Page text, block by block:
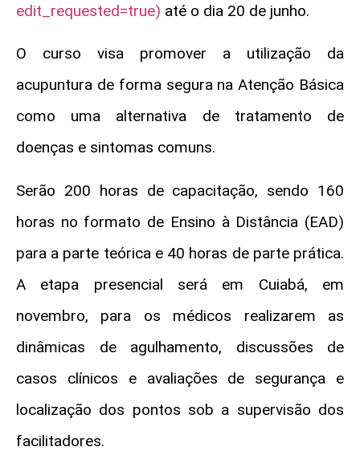
edit_requested=true) até o dia 20 de junho.
O curso visa promover a utilização da
acupuntura de forma segura na Atenção Básica
como uma alternativa de tratamento de
doenças e sintomas comuns.
Serão 200 horas de capacitação, sendo 160
horas no formato de Ensino à Distância (EAD)
para a parte teórica e 40 horas de parte prática.
A etapa presencial será em Cuiabá, em
novembro, para os médicos realizarem as
dinâmicas de agulhamento, discussões de
casos clínicos e avaliações de segurança e
localização dos pontos sob a supervisão dos
facilitadores.